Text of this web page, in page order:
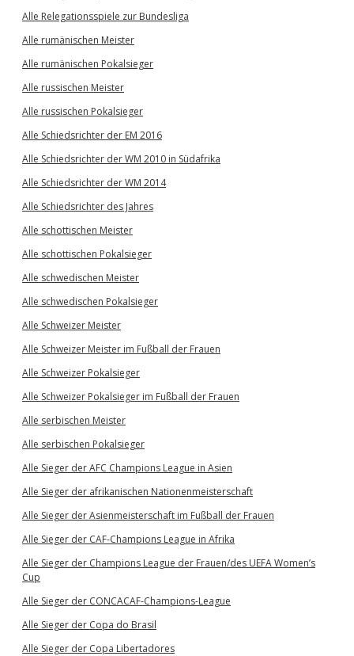
Alle Relegationsspiele zur Bundesliga
Alle rumänischen Meister
Alle rumänischen Pokalsieger
Alle russischen Meister
Alle russischen Pokalsieger
Alle Schiedsrichter der EM 2016
Alle Schiedsrichter der WM 2010 in Südafrika
Alle Schiedsrichter der WM 2014
Alle Schiedsrichter des Jahres
Alle schottischen Meister
Alle schottischen Pokalsieger
Alle schwedischen Meister
Alle schwedischen Pokalsieger
Alle Schweizer Meister
Alle Schweizer Meister im Fußball der Frauen
Alle Schweizer Pokalsieger
Alle Schweizer Pokalsieger im Fußball der Frauen
Alle serbischen Meister
Alle serbischen Pokalsieger
Alle Sieger der AFC Champions League in Asien
Alle Sieger der afrikanischen Nationenmeisterschaft
Alle Sieger der Asienmeisterschaft im Fußball der Frauen
Alle Sieger der CAF-Champions League in Afrika
Alle Sieger der Champions League der Frauen/des UEFA Women’s
Cup
Alle Sieger der CONCACAF-Champions-League
Alle Sieger der Copa do Brasil
Alle Sieger der Copa Libertadores